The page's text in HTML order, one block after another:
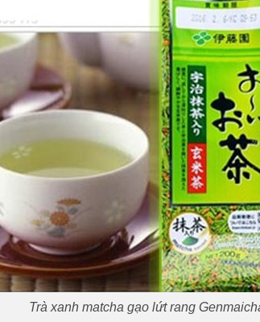
Trà xanh matcha gạo lứt rang